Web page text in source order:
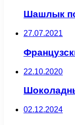
Шашлык
27.07.2021
22.10.2020
02.12.2024